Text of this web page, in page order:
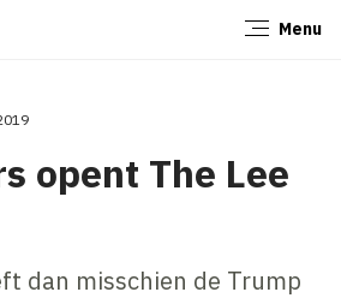
Menu
opent The Lee
dan misschien de Trump
Sluiten